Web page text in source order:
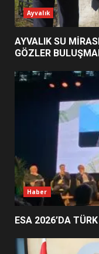
2
4
Ayvalık
AYVALIK SU
GÖZLER
Haber
ESA 2026’DA